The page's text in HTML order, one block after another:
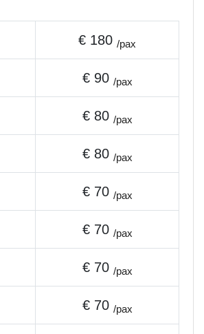
€ 180 /pax
€ 90 /pax
€ 80 /pax
€ 80 /pax
€ 70 /pax
€ 70 /pax
€ 70 /pax
€ 70 /pax